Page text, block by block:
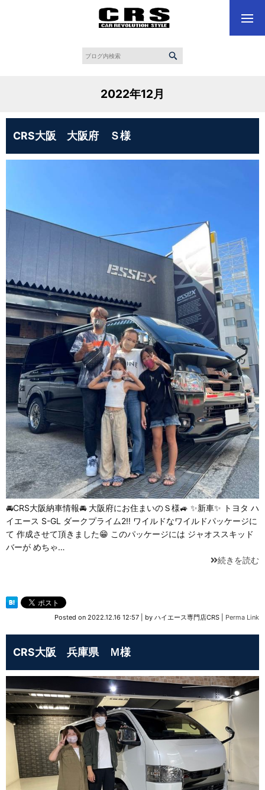
2022年12月
CRS大阪 大阪府 Ｓ様
🚘CRS大阪納車情報🚘 大阪府にお住まいのＳ様🚙 ✨新車✨ トヨタ ハ
イエース S-GL ダークプライム2‼️ ワイルドなワイルドパッケージに
て 作成させて頂きました😁 このパッケージには ジャオススキッド
バーが めちゃ…
続きを読む
Posted on 2022.12.16 12:57 by ハイエース専門店CRS Perma Link
CRS大阪 兵庫県 Ｍ様